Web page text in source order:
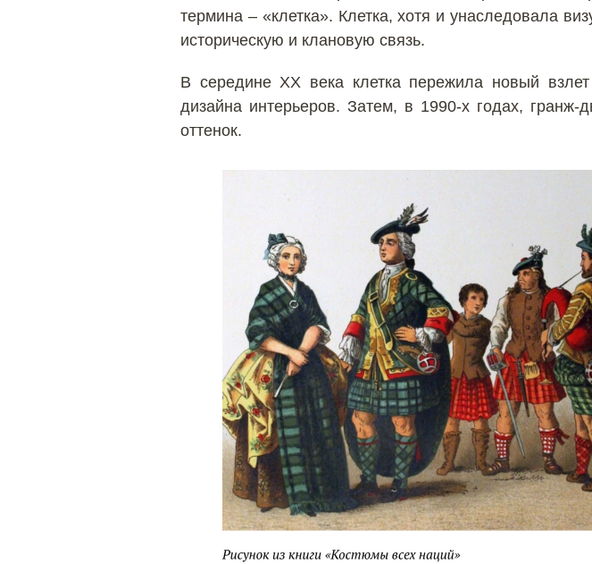
термина – «клетка». Клетка, хотя и унаследовала
историческую и клановую связь.
В середине XX века клетка пережила новый
дизайна интерьеров. Затем, в 1990-х годах, гранж-
оттенок.